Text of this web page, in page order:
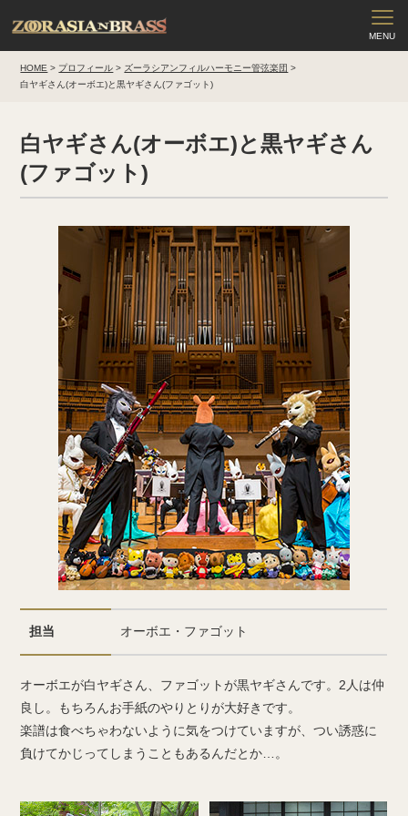
HOME > プロフィール > ズーラシアンフィルハーモニー管弦楽団 >
白ヤギさん(オーボエ)と黒ヤギさん(ファゴット)
白ヤギさん(オーボエ)と黒ヤギさん
(ファゴット)
担当 オーボエ・ファゴット
オーボエが白ヤギさん、ファゴットが黒ヤギさんです。2人は仲
良し。もちろんお手紙のやりとりが大好きです。
楽譜は食べちゃわないように気をつけていますが、つい誘惑に
負けてかじってしまうこともあるんだとか…。